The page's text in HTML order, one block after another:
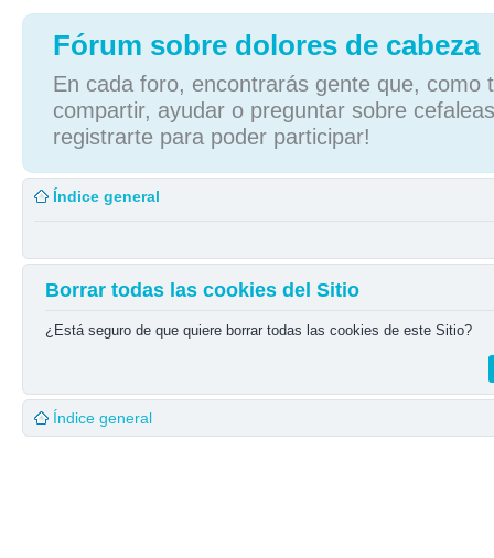
Fórum sobre dolores de cabeza
En cada foro, encontrarás gente que, como
compartir, ayudar o preguntar sobre
registrarte para poder participar!
Índice general
Borrar todas las cookies del Sitio
¿Está seguro de que quiere borrar todas las cookies de este Sitio?
Índice general